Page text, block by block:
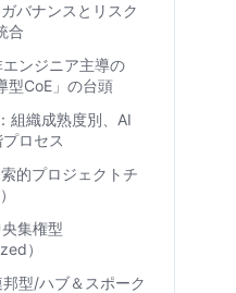
バナンスとリスク
合
エンジニア主導の
型CoE」の台頭
組織成熟度別、AI
ロセス
的プロジェクトチ
集権型
）
型/ハブ＆スポーク